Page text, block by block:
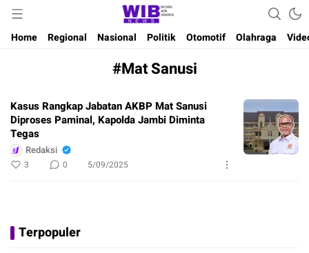
Wibnews
Waktu Indonesia Bicara
Home
Regional Nasional Politik Otomotif Olahraga
#Mat Sanusi
Kasus Rangkap Jabatan AKBP Mat Sanusi
Diproses Paminal, Kapolda Jambi Diminta
Tegas
Redaksi
3 0 5/09/2025
Terpopuler